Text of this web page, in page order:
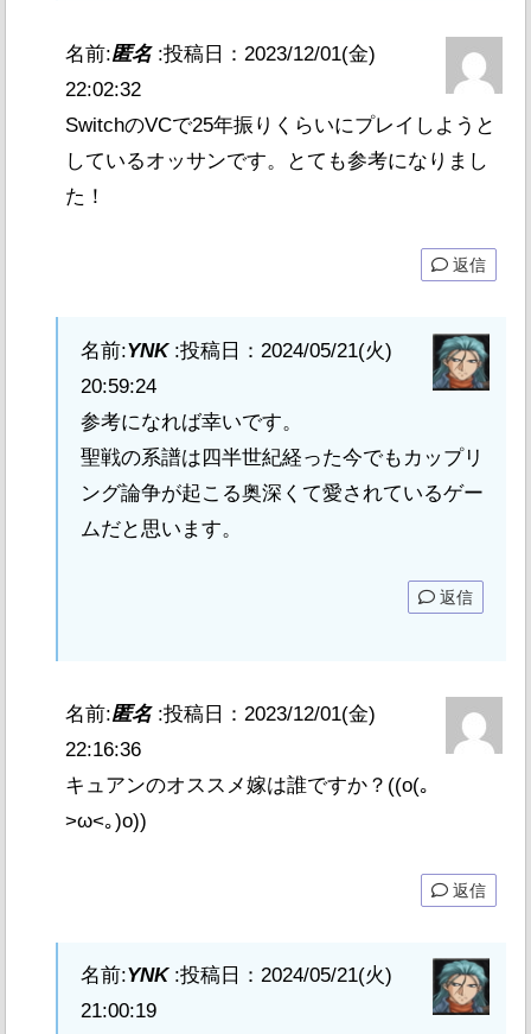
名前:匿名:投稿日：2023/12/01(金)
22:02:32
SwitchのVCで25年振りくらいにプレイしようと
しているオッサンです。とても参考になりまし
た！
返信
名前:YNK:投稿日：2024/05/21(火)
20:59:24
参考になれば幸いです。
聖戦の系譜は四半世紀経った今でもカップリ
ング論争が起こる奥深くて愛されているゲー
ムだと思います。
返信
名前:匿名:投稿日：2023/12/01(金)
22:16:36
キュアンのオススメ嫁は誰ですか？((o(｡
>ω<｡)o))
返信
名前:YNK:投稿日：2024/05/21(火)
21:00:19